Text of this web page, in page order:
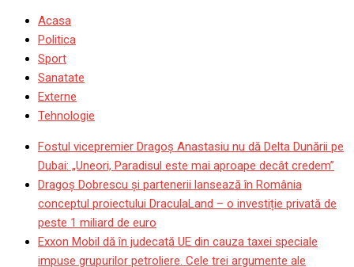
Acasa
Politica
Sport
Sanatate
Externe
Tehnologie
Fostul vicepremier Dragoș Anastasiu nu dă Delta Dunării pe
Dubai: „Uneori, Paradisul este mai aproape decât credem”
Dragoş Dobrescu şi partenerii lansează în România
conceptul proiectului DraculaLand – o investiție privată de
peste 1 miliard de euro
Exxon Mobil dă în judecată UE din cauza taxei speciale
impuse grupurilor petroliere. Cele trei argumente ale